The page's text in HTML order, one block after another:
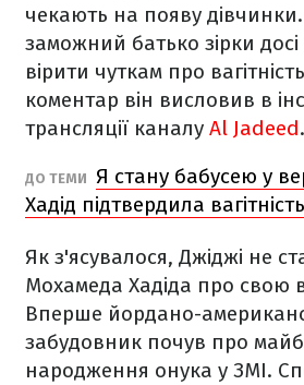
чекають на появу
заможний батько зірки
вірити чуткам про
коментар він висловив в
трансляції каналу Al Jadeed.
ДО ТЕМИ Я стану бабусею у
Хадід підтвердила
Як з'ясувалося, Джіджі не
Мохамеда Хадіда про свою
Вперше йордано-
забудовник почув про
народження онука у ЗМІ.